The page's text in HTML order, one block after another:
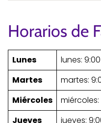
Horarios de
Lunes
lunes:
Martes
martes:
Miércoles
miércoles:
Jueves
jueves: